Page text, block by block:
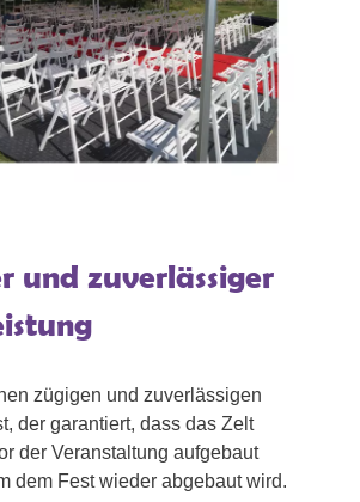
und zuverlässiger
zügigen und zuverlässigen
der garantiert, dass das Zelt
der Veranstaltung aufgebaut
dem Fest wieder abgebaut wird.